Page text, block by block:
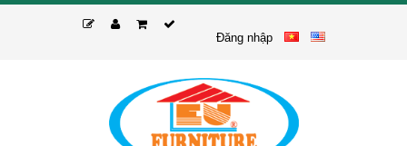
Skip
Đăng nhập